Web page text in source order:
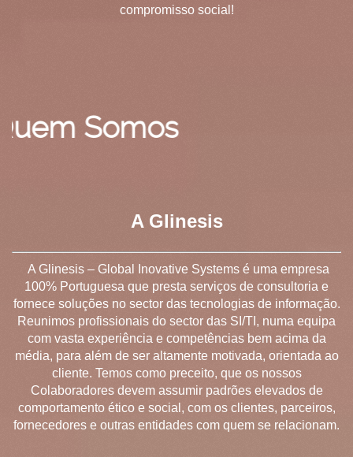
compromisso social!
Somos
A Glinesis
A Glinesis – Global Inovative Systems é uma empresa
100% Portuguesa que presta serviços de consultoria e
fornece soluções no sector das tecnologias de informação.
Reunimos profissionais do sector das SI/TI, numa equipa
com vasta experiência e competências bem acima da
média, para além de ser altamente motivada, orientada ao
cliente. Temos como preceito, que os nossos
Colaboradores devem assumir padrões elevados de
comportamento ético e social, com os clientes, parceiros,
fornecedores e outras entidades com quem se relacionam.